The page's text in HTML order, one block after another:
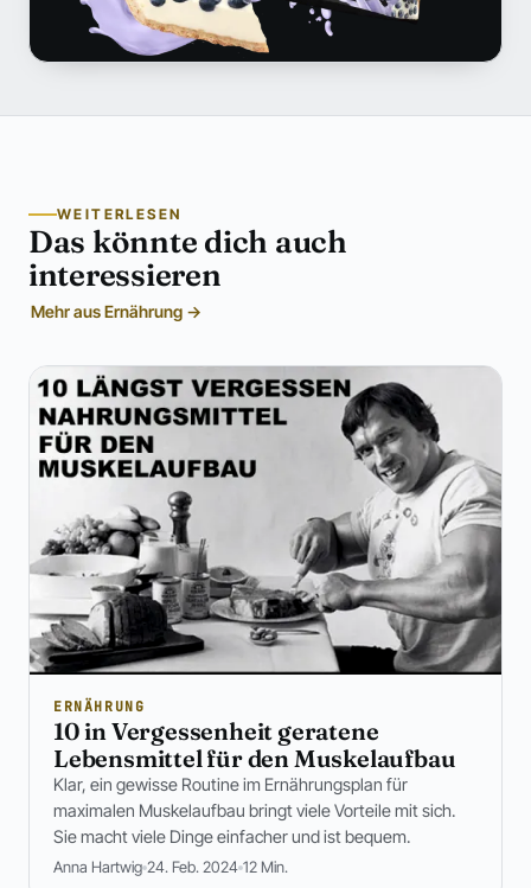
WEITERLESEN
Das könnte dich auch
interessieren
Mehr aus Ernährung →
ERNÄHRUNG
10 in Vergessenheit geratene
Lebensmittel für den Muskelaufbau
Klar, ein gewisse Routine im Ernährungsplan für
maximalen Muskelaufbau bringt viele Vorteile mit sich.
Sie macht viele Dinge einfacher und ist bequem.
Anna Hartwig 24. Feb. 2024 12 Min.